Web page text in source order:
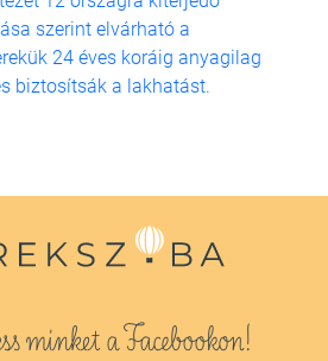
szerint elvárható a
24 éves koráig anyagilag
biztosítsák a lakhatást.
minket a Facebookon!